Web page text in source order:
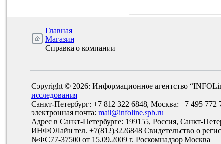
Главная
Магазин
Справка о компании
Copyright © 2026: Информационное агентство
исследования
Санкт-Петербург: +7 812 322 6848, Москва: +7 495 772
электронная почта: mail@infoline.spb.ru
Адрес в Санкт-Петербурге: 199155, Россия, Санкт-
ИНФОЛайн тел. +7(812)3226848 Свидетельство о
№ФС77-37500 от 15.09.2009 г. Роскомнадзор Москва